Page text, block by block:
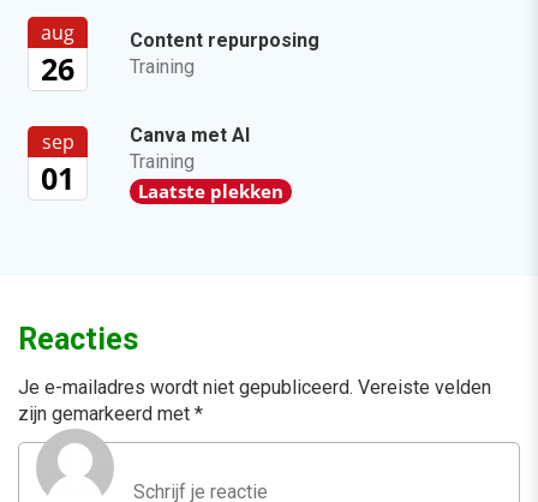
aug
26
Content repurposing
Training
sep
01
Canva met AI
Training
Laatste plekken
Reacties
Je e-mailadres wordt niet gepubliceerd. Vereiste velden
zijn gemarkeerd met *